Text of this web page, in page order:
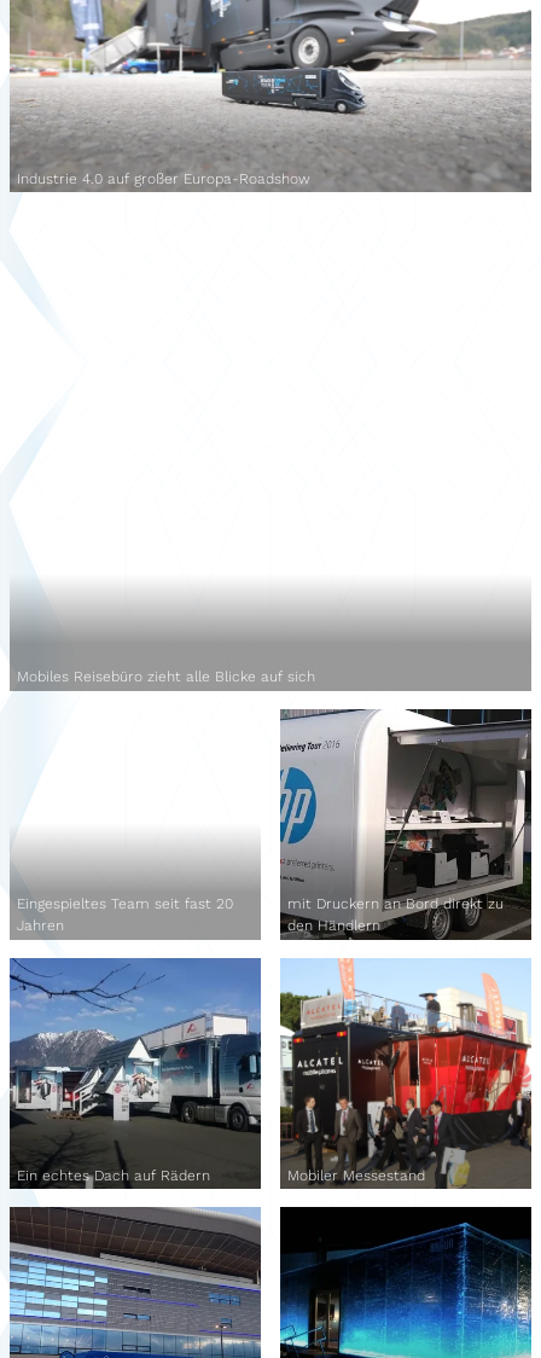
Industrie 4.0 auf großer Europa-Roadshow
Mobiles Reisebüro zieht alle Blicke auf sich
Eingespieltes Team seit fast 20
Jahren
mit Druckern an Bord direkt zu
den Händlern
Ein echtes Dach auf Rädern Mobiler Messestand